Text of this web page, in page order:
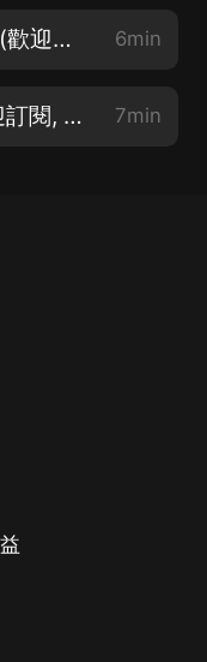
《駱駝祥子》006 車人合一 (歡迎訂閱, 評論, 轉發, 點讚) 6min
《駱駝祥子》007 厄運 (歡迎訂閱, 評論, 轉發, 點讚) 7min